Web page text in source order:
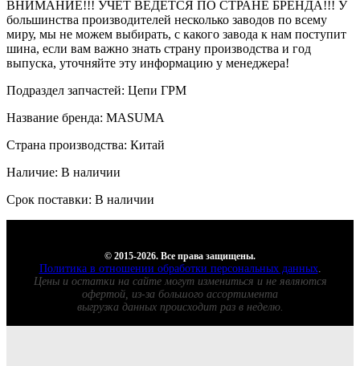
ВНИМАНИЕ!!! УЧЕТ ВЕДЕТСЯ ПО СТРАНЕ БРЕНДА!!! У
большинства производителей несколько заводов по всему
миру, мы не можем выбирать, с какого завода к нам поступит
шина, если вам важно знать страну производства и год
выпуска, уточняйте эту информацию у менеджера!
Подраздел запчастей: Цепи ГРМ
Название бренда: MASUMA
Страна производства: Китай
Наличие: В наличии
Срок поставки: В наличии
© 2015-2026. Все права защищены.
Политика в отношении обработки персональных данных.
Цены и остатки на сайте могут измениться и не являются
офертой, из-за большого ассортимента
выгрузка данных происходит раз в неделю.